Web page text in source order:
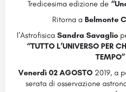
Tredicesima edizione de
Ritorna a Belmonte
l’Astrofisica Sandra Savaglio
“TUTTO L’UNIVERSO PER
TEMPO”
Venerdì 02 AGOSTO 2019, a
serata di osservazione